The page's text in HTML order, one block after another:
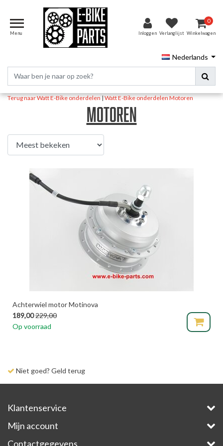
Menu Inloggen Verlanglijst
0
Winkelwagen
Nederlands
Terug naar Watt E-Bike onderdelen|Watt E-Bike onderdelenMotoren
Motoren
Achterwiel motor Motinova
189,00229,00
Op voorraad
Niet goed? Geld terug
Klantenservice
Mijn account
Contactgegevens